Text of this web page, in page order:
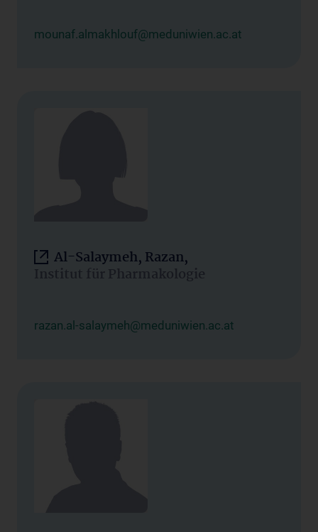
mounaf.almakhlouf@meduniwien.ac.at
Al-Salaymeh, Razan,
Institut für Pharmakologie
razan.al-salaymeh@meduniwien.ac.at